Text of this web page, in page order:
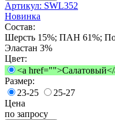
Артикул: SWL352
Новинка
Состав:
Шерсть 15%; ПАН 61%;
Эластан 3%
Цвет:
<a
Размер:
23-25
25-27
Цена
по запросу